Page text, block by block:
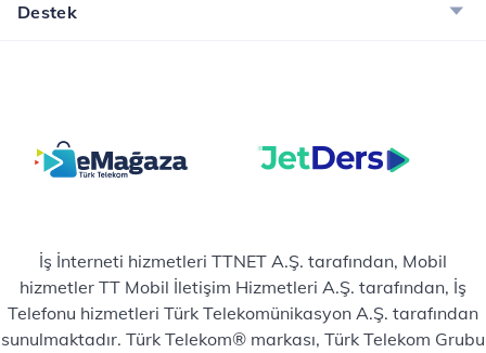
Destek
İş İnterneti hizmetleri TTNET A.Ş. tarafından, Mobil
hizmetler TT Mobil İletişim Hizmetleri A.Ş. tarafından, İş
Telefonu hizmetleri Türk Telekomünikasyon A.Ş. tarafından
sunulmaktadır. Türk Telekom® markası, Türk Telekom Grubu